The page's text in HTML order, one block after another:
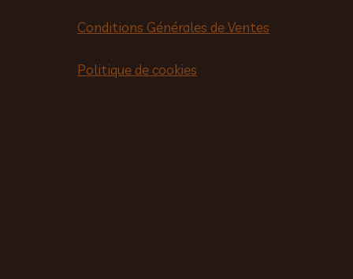
Conditions Générales de Ventes
Politique de cookies